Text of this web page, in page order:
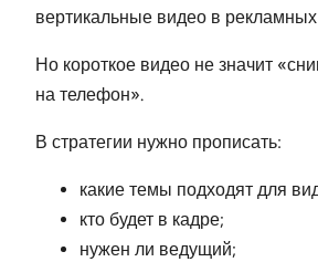
вертикальные видео в
Но короткое видео не значит
на телефон».
В стратегии нужно прописать:
какие темы подходят для
кто будет в кадре;
нужен ли ведущий;